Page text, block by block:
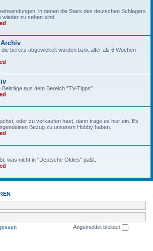
in denen die Stars des deutschen Schlagers
wieder zu sehen sind.
bereits abgewickelt wurden bzw. älter als 6 Wochen
Beiträge aus dem Bereich "TV-Tipps"
oder zu verkaufen hast, dann trage es hier ein. Es
Bezug zu unserem Hobby haben.
was nicht in "Deutsche Oldies" paßt.
Angemeldet bleiben